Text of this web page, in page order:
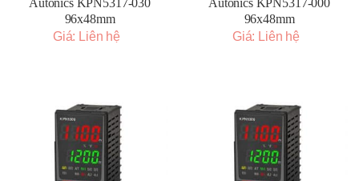
Autonics KPN5317-030
96x48mm
Giá: Liên hệ
Autonics KPN5317-000
96x48mm
Giá: Liên hệ